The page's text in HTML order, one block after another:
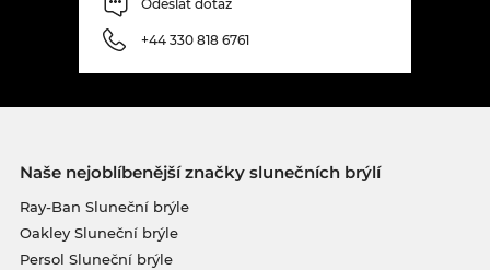
Odeslat dotaz
+44 330 818 6761
Naše nejoblíbenější značky slunečních brýlí
Ray-Ban Sluneční brýle
Oakley Sluneční brýle
Persol Sluneční brýle